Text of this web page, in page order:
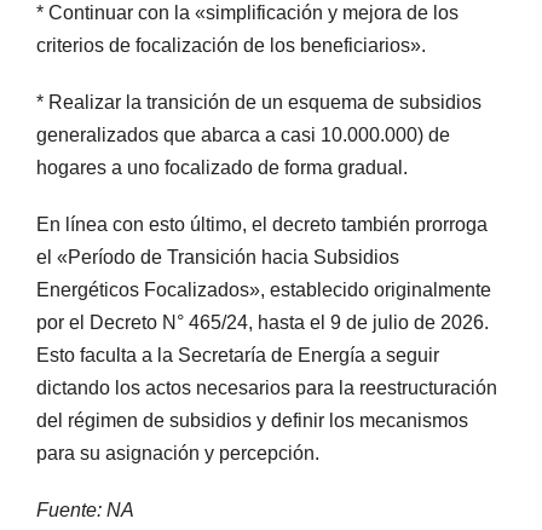
* Continuar con la «simplificación y mejora de los
criterios de focalización de los beneficiarios».
* Realizar la transición de un esquema de subsidios
generalizados que abarca a casi 10.000.000) de
hogares a uno focalizado de forma gradual.
En línea con esto último, el decreto también prorroga
el «Período de Transición hacia Subsidios
Energéticos Focalizados», establecido originalmente
por el Decreto N° 465/24, hasta el 9 de julio de 2026.
Esto faculta a la Secretaría de Energía a seguir
dictando los actos necesarios para la reestructuración
del régimen de subsidios y definir los mecanismos
para su asignación y percepción.
Fuente: NA